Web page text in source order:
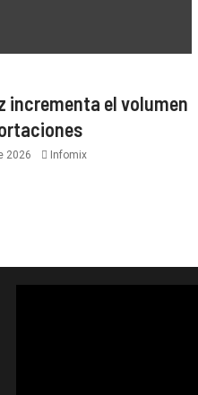
incrementa el volumen
2026 Infomix